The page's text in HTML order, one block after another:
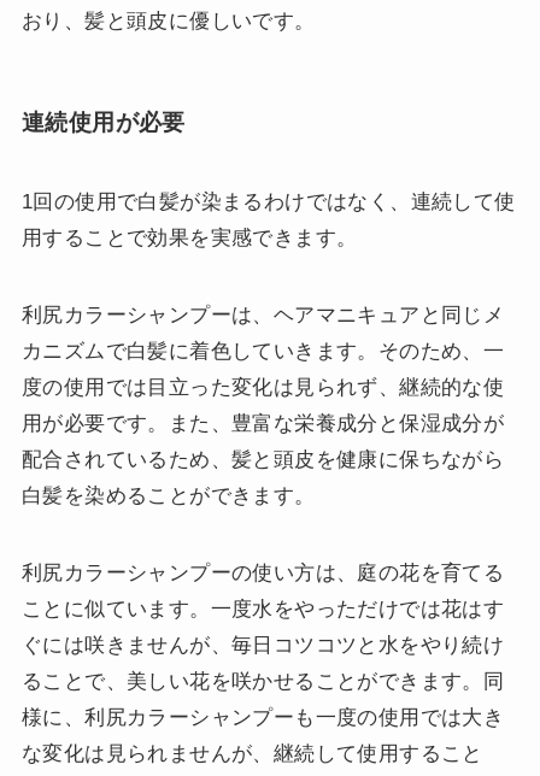
おり、髪と頭皮に優しいです。
連続使用が必要
1回の使用で白髪が染まるわけではなく、連続して使
用することで効果を実感できます。
利尻カラーシャンプーは、ヘアマニキュアと同じメ
カニズムで白髪に着色していきます。そのため、一
度の使用では目立った変化は見られず、継続的な使
用が必要です。また、豊富な栄養成分と保湿成分が
配合されているため、髪と頭皮を健康に保ちながら
白髪を染めることができます。
利尻カラーシャンプーの使い方は、庭の花を育てる
ことに似ています。一度水をやっただけでは花はす
ぐには咲きませんが、毎日コツコツと水をやり続け
ることで、美しい花を咲かせることができます。同
様に、利尻カラーシャンプーも一度の使用では大き
な変化は見られませんが、継続して使用すること